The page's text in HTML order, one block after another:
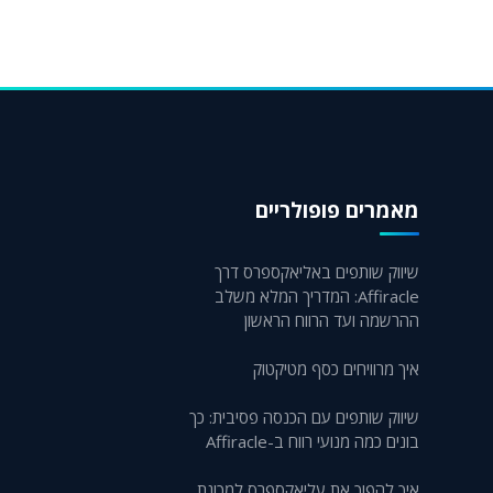
מאמרים פופולריים
שיווק שותפים באליאקספרס דרך
Affiracle: המדריך המלא משלב
ההרשמה ועד הרווח הראשון
איך מרוויחים כסף מטיקטוק
שיווק שותפים עם הכנסה פסיבית: כך
בונים כמה מנועי רווח ב-Affiracle